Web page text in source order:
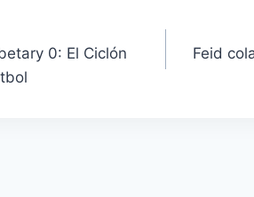
0: El Ciclón
Feid